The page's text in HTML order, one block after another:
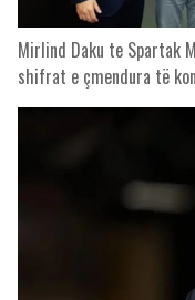
Mirlind Daku te Spartak
shifrat e çmendura të